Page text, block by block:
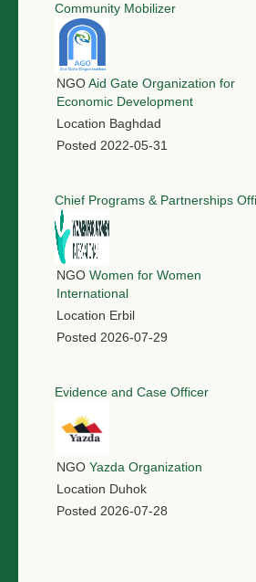
Community Mobilizer
NGOAid Gate Organization for
Economic Development
Location Baghdad
Posted 2022-05-31
Chief Programs & Partnerships
NGO Women for Women
International
Location Erbil
Posted 2026-07-29
Evidence and Case Officer
NGO Yazda Organization
Location Duhok
Posted 2026-07-28